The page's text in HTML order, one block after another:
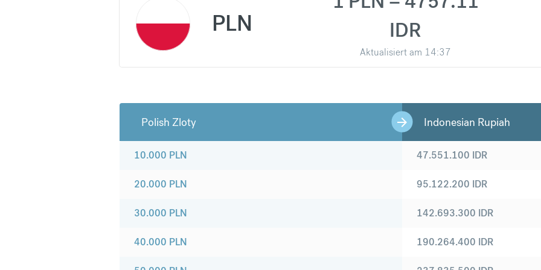
PLN
IDR
Aktualisiert am 14:37
Polish Zloty Indonesian Rupiah
10.000 PLN
20.000 PLN
30.000 PLN
40.000 PLN
47.551.100 IDR
95.122.200 IDR
142.693.300 IDR
190.264.400 IDR